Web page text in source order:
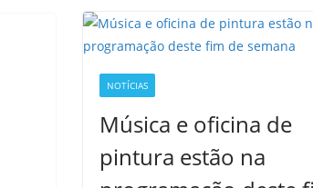
NOTÍCIAS
Música e oficina de
pintura estão na